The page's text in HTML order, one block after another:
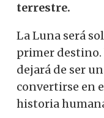
terrestre.
La Luna será
primer destino.
dejará de ser
convertirse en
historia